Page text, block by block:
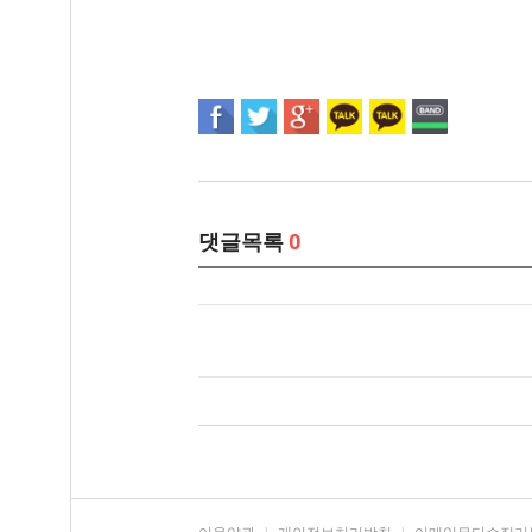
댓글목록 0